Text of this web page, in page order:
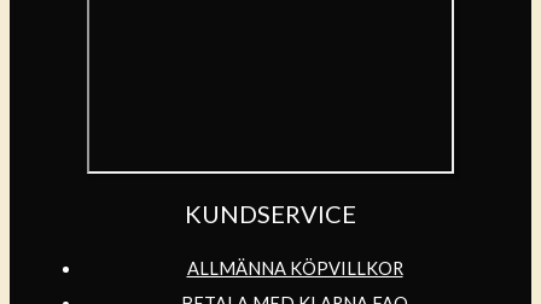
KUNDSERVICE
ALLMÄNNA KÖPVILLKOR